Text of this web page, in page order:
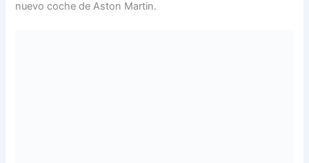
nuevo coche de Aston Martin.